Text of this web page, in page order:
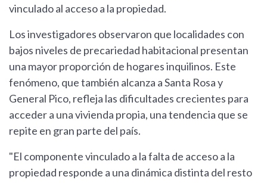
vinculado al acceso a la propiedad.
Los investigadores observaron que localidades con
bajos niveles de precariedad habitacional presentan
una mayor proporción de hogares inquilinos. Este
fenómeno, que también alcanza a Santa Rosa y
General Pico, refleja las dificultades crecientes para
acceder a una vivienda propia, una tendencia que se
repite en gran parte del país.
"El componente vinculado a la falta de acceso a la
propiedad responde a una dinámica distinta del resto